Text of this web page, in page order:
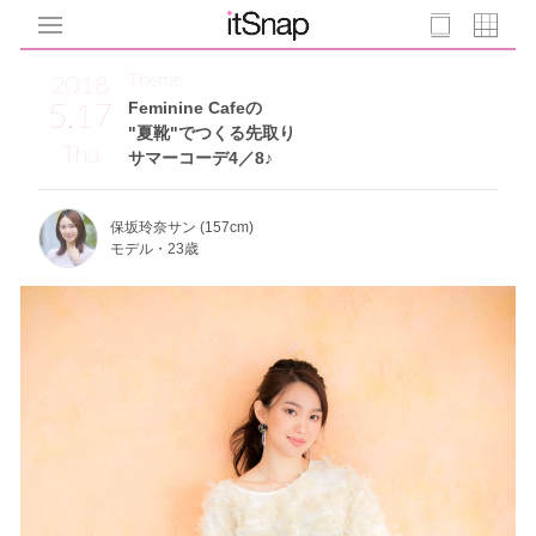
2018
5.17
Thu
Feminine Cafeの
"夏靴"でつくる先取り
サマーコーデ4／8♪
Theme
保坂玲奈サン (157cm)
モデル・23歳